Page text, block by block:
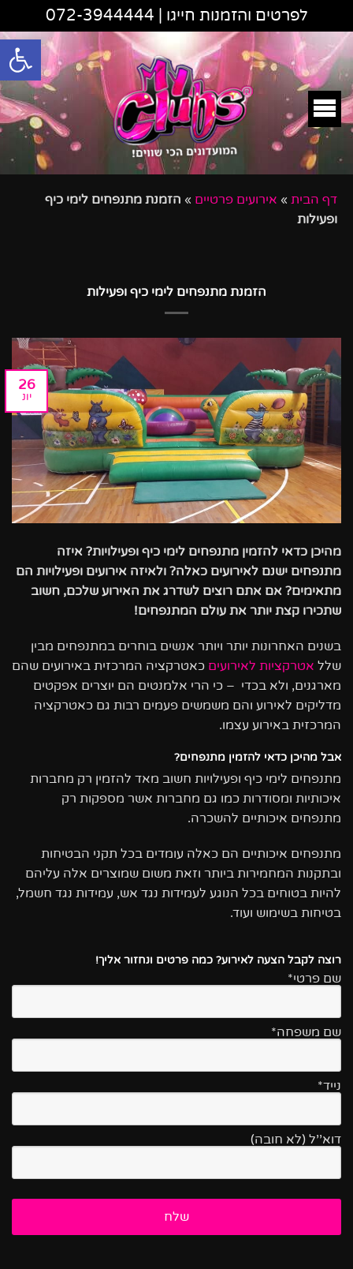
פתח
לפרטים והזמנות חייגו | 072-3944444
דף הבית » אירועים פרטיים » הזמנת מתנפחים לימי כיף
ופעילות
הזמנת מתנפחים לימי כיף ופעילות
26
יונ
מהיכן כדאי להזמין מתנפחים לימי כיף ופעילויות? איזה
מתנפחים ישנם לאירועים כאלה? ולאיזה אירועים ופעילויות הם
מתאימים? אם אתם רוצים לשדרג את האירוע שלכם, חשוב
שתכירו קצת יותר את עולם המתנפחים!
בשנים האחרונות יותר ויותר אנשים בוחרים במתנפחים מבין
שלל אטרקציות לאירועים כאטרקציה המרכזית באירועים שהם
מארגנים, ולא בכדי – כי הרי אלמנטים הם יוצרים אפקטים
מדליקים לאירוע והם משמשים פעמים רבות גם כאטרקציה
המרכזית באירוע עצמו.
אבל מהיכן כדאי להזמין מתנפחים?
מתנפחים לימי כיף ופעילויות חשוב מאד להזמין רק מחברות
איכותיות ומסודרות כמו גם מחברות אשר מספקות רק
מתנפחים איכותיים להשכרה.
מתנפחים איכותיים הם כאלה עומדים בכל תקני הבטיחות
ובתקנות המחמירות ביותר וזאת משום שמוצרים אלה עליהם
להיות בטוחים בכל הנוגע לעמידות נגד אש, עמידות נגד חשמל,
בטיחות בשימוש ועוד.
רוצה לקבל הצעה לאירוע? כמה פרטים ונחזור אליך!
שם פרטי*
שם משפחה*
נייד*
דוא''ל (לא חובה)